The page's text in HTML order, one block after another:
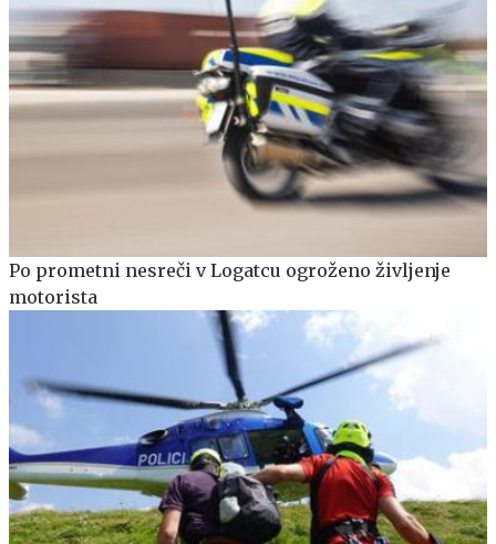
Po prometni nesreči v Logatcu ogroženo življenje
motorista